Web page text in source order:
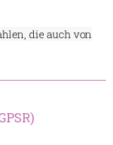
die auch von